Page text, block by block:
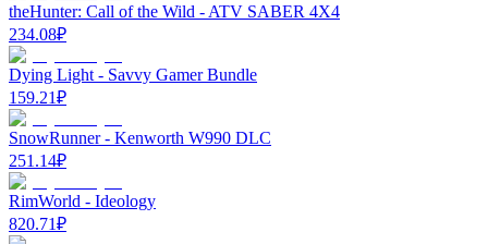
theHunter: Call of the Wild - ATV SABER 4X4
234.08₽
Dying Light - Savvy Gamer Bundle
159.21₽
SnowRunner - Kenworth W990 DLC
251.14₽
RimWorld - Ideology
820.71₽